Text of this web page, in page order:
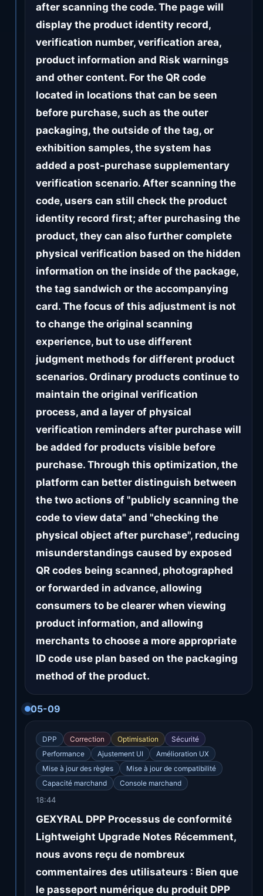
after scanning the code. The page will
display the product identity record,
verification number, verification area,
product information and Risk warnings
and other content. For the QR code
located in locations that can be seen
before purchase, such as the outer
packaging, the outside of the tag, or
exhibition samples, the system has
added a post-purchase supplementary
verification scenario. After scanning the
code, users can still check the product
identity record first; after purchasing the
product, they can also further complete
physical verification based on the hidden
information on the inside of the package,
the tag sandwich or the accompanying
card. The focus of this adjustment is not
to change the original scanning
experience, but to use different
judgment methods for different product
scenarios. Ordinary products continue to
maintain the original verification
process, and a layer of physical
verification reminders after purchase will
be added for products visible before
purchase. Through this optimization, the
platform can better distinguish between
the two actions of "publicly scanning the
code to view data" and "checking the
physical object after purchase", reducing
misunderstandings caused by exposed
QR codes being scanned, photographed
or forwarded in advance, allowing
consumers to be clearer when viewing
product information, and allowing
merchants to choose a more appropriate
ID code use plan based on the packaging
method of the product.
05-09
DPP Correction Optimisation
Sécurité
Performance
Ajustement UI
Amélioration UX
Mise à jour des règles
Mise à jour de compatibilité
Capacité marchand
Console marchand
18:44
GEXYRAL DPP Processus de conformité
Lightweight Upgrade Notes Récemment,
nous avons reçu de nombreux
commentaires des utilisateurs : Bien que
le passeport numérique du produit DPP